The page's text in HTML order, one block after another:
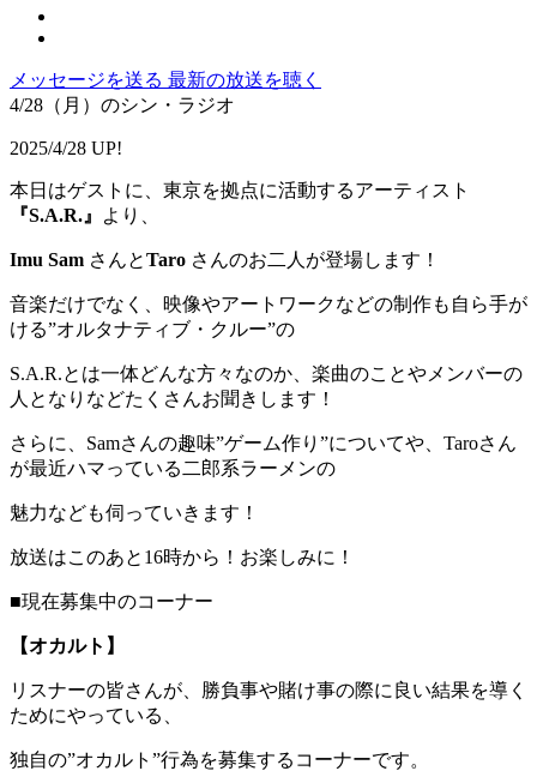
メッセージを送る 最新の放送を聴く
4/28（月）のシン・ラジオ
2025/4/28 UP!
本日はゲストに、東京を拠点に活動するアーティスト
『S.A.R.』
より、
Imu Sam さんとTaro さんのお二人が登場します！
音楽だけでなく、映像やアートワークなどの制作も自ら手が
ける”オルタナティブ・クルー”の
S.A.R.とは一体どんな方々なのか、楽曲のことやメンバーの
人となりなどたくさんお聞きします！
さらに、Samさんの趣味”ゲーム作り”についてや、Taroさん
が最近ハマっている二郎系ラーメンの
魅力なども伺っていきます！
放送はこのあと16時から！お楽しみに！
■現在募集中のコーナー
【オカルト】
リスナーの皆さんが、勝負事や賭け事の際に良い結果を導く
ためにやっている、
独自の”オカルト”行為を募集するコーナーです。